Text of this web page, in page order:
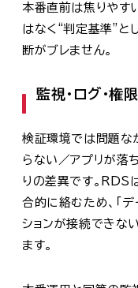
本番直前は焦りやす
はなく“判定基準”と
断がブレません。
監視・ログ・権
検証環境では問題な
らない／アプリが
りの差異です。RDS
合的に絡むため、「
ションが接続できな
ます。